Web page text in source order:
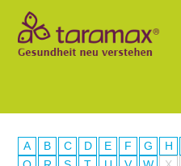
A B C D E F G H